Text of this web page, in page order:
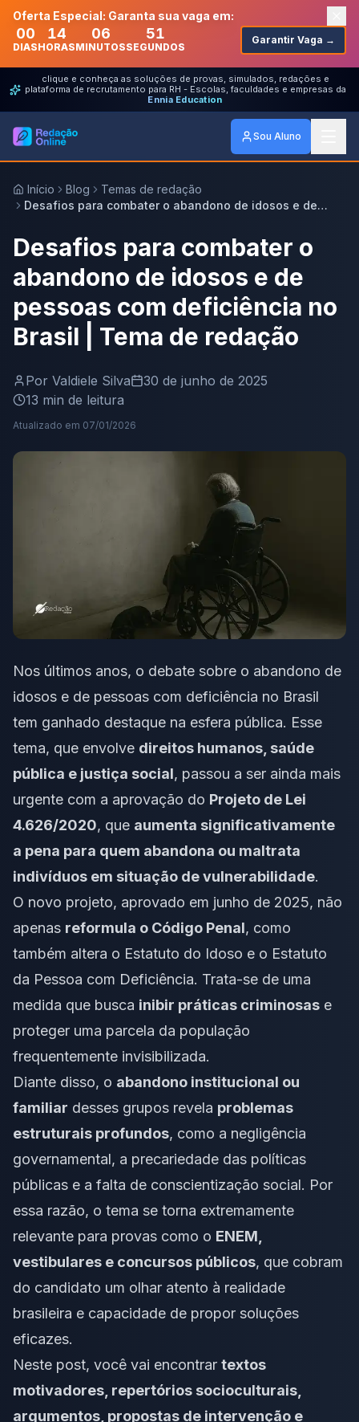
Oferta Especial: Garanta sua vaga em:
00
DIAS
14
HORAS
06
MINUTOS
51
SEGUNDOS
Garantir Vaga →
clique e conheça as soluções de provas, simulados, redações e
plataforma de recrutamento para RH - Escolas, faculdades e empresas da
Ennia Education
Sou Aluno
Início Blog
Temas de redação
Desafios para combater o abandono de idosos e de
Desafios para combater o
abandono de idosos e de
pessoas com deficiência no
Brasil | Tema de redação
Por Valdiele Silva
30 de junho de 2025
13 min de leitura
Atualizado em 07/01/2026
Nos últimos anos, o debate sobre o abandono de
idosos e de pessoas com deficiência no Brasil
tem ganhado destaque na esfera pública. Esse
tema, que envolve direitos humanos, saúde
pública e justiça social, passou a ser ainda mais
urgente com a aprovação do Projeto de Lei
4.626/2020, que aumenta significativamente
a pena para quem abandona ou maltrata
indivíduos em situação de vulnerabilidade.
O novo projeto, aprovado em junho de 2025, não
apenas reformula o Código Penal, como
também altera o Estatuto do Idoso e o Estatuto
da Pessoa com Deficiência. Trata-se de uma
medida que busca inibir práticas criminosas e
proteger uma parcela da população
frequentemente invisibilizada.
Diante disso, o abandono institucional ou
familiar desses grupos revela problemas
estruturais profundos, como a negligência
governamental, a precariedade das políticas
públicas e a falta de conscientização social. Por
essa razão, o tema se torna extremamente
relevante para provas como o ENEM,
vestibulares e concursos públicos, que cobram
do candidato um olhar atento à realidade
brasileira e capacidade de propor soluções
eficazes.
Neste post, você vai encontrar textos
motivadores, repertórios socioculturais,
argumentos, propostas de intervenção e